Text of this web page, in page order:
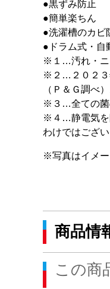
●黒ずみ防止
●簡単楽ちん
●洗濯槽のカビ
●ドラム式・自
※１…汚れ・ニ
※２…２０２３
（Ｐ＆Ｇ調べ
※３…全ての菌
※４…静電気を
わけではござい
※写真はイメー
商品情
この商